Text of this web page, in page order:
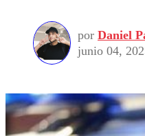
por Daniel
junio 04,